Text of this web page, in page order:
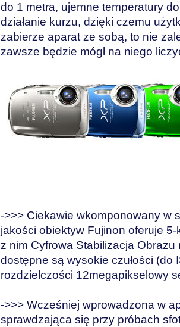
do 1 metra, ujemne temperatury
działanie kurzu, dzięki czemu
zabierze aparat ze sobą, to nie
zawsze będzie mógł na niego
->>> Ciekawie wkomponowany w
jakości obiektyw Fujinon oferuje
z nim Cyfrowa Stabilizacja
dostępne są wysokie czułości (do
rozdzielczości 12megapikselowy
->>> Wcześniej wprowadzona w
sprawdzająca się przy próbach